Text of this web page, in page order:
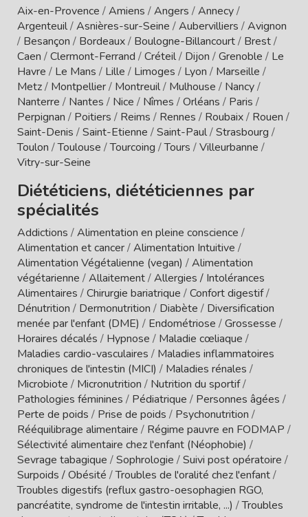
Aix-en-Provence /Amiens /Angers /Annecy/
Argenteuil/Asnières-sur-Seine /Aubervilliers /Avignon
/ Besançon / Bordeaux/ Boulogne-Billancourt/ Brest/
Caen /Clermont-Ferrand /Créteil/ Dijon /Grenoble / Le
Havre / Le Mans / Lille / Limoges / Lyon / Marseille /
Metz/ Montpellier/ Montreuil/ Mulhouse / Nancy/
Nanterre / Nantes / Nice / Nîmes /Orléans / Paris /
Perpignan / Poitiers / Reims / Rennes / Roubaix/ Rouen /
Saint-Denis /Saint-Etienne /Saint-Paul/Strasbourg /
Toulon /Toulouse /Tourcoing /Tours /Villeurbanne /
Vitry-sur-Seine
Diététiciens, diététiciennes par
spécialités
Addictions /Alimentation en pleine conscience /
Alimentation et cancer/Alimentation Intuitive /
Alimentation Végétalienne (vegan) /Alimentation
végétarienne /Allaitement/Allergies / Intolérances
Alimentaires /Chirurgie bariatrique /Confort digestif/
Dénutrition / Dermonutrition / Diabète / Diversification
menée par l'enfant (DME) / Endométriose /Grossesse /
Horaires décalés / Hypnose / Maladie cœliaque /
Maladies cardio-vasculaires / Maladies inflammatoires
chroniques de l'intestin (MICI) / Maladies rénales /
Microbiote / Micronutrition / Nutrition du sportif/
Pathologies féminines / Pédiatrique / Personnes âgées /
Perte de poids / Prise de poids / Psychonutrition /
Rééquilibrage alimentaire / Régime pauvre en FODMAP /
Sélectivité alimentaire chez l'enfant (Néophobie) /
Sevrage tabagique /Sophrologie /Suivi post opératoire /
Surpoids / Obésité /Troubles de l'oralité chez l'enfant/
Troubles digestifs (reflux gastro-oesophagien RGO,
pancréatite, syndrome de l'intestin irritable, ...) /Troubles